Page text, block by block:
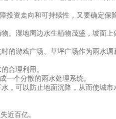
投资走向和可持续性，又要确定保
。湿地周边水生植物茂盛，坡面上
的游戏广场、草坪广场作为雨水调
合理利用。
个分散的雨水处理系统。
，可以防止地面沉降，从而使城市
近百亿。